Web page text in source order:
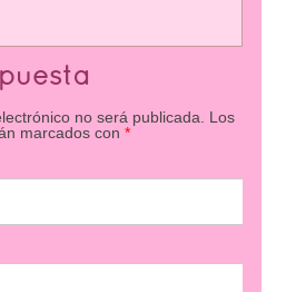
no será publicada.
Los
marcados con *